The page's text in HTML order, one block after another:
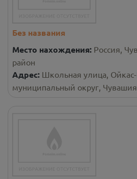
Без названия
Место нахождения: Россия,
район
Адрес: Школьная улица,
муниципальный округ,